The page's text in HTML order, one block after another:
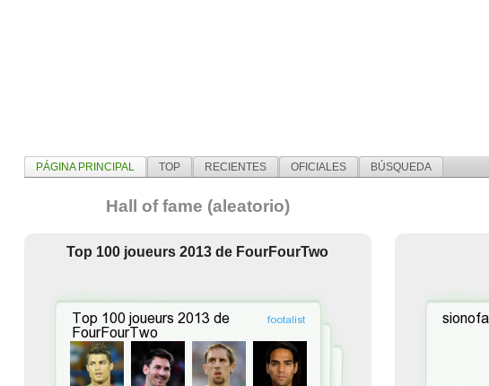
PÁGINA PRINCIPAL TOP RECIENTES OFICIALES BÚSQUEDA
Hall of fame (aleatorio)
Top 100 joueurs 2013 de FourFourTwo